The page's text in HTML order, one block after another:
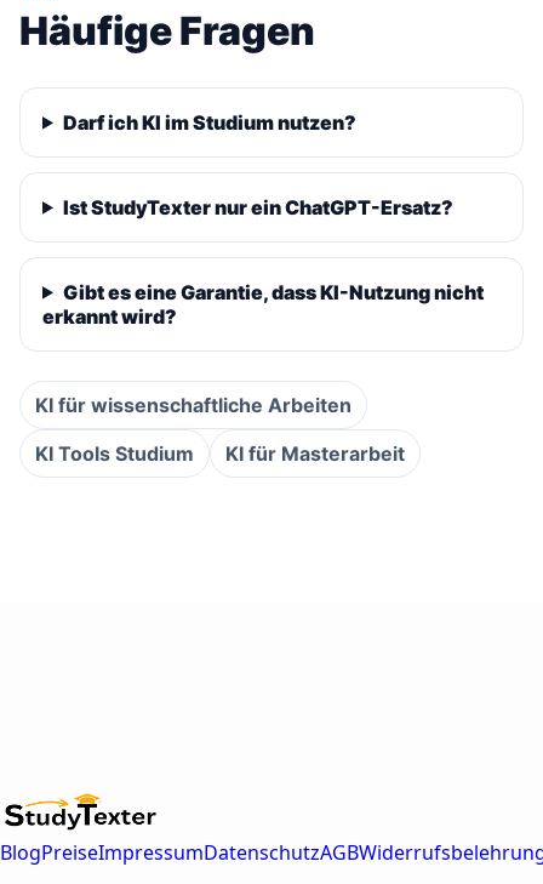
Häufige Fragen
Darf ich KI im Studium nutzen?
Ist StudyTexter nur ein ChatGPT-Ersatz?
Gibt es eine Garantie, dass KI-Nutzung nicht
erkannt wird?
KI für wissenschaftliche Arbeiten
KI Tools Studium
KI für Masterarbeit
BlogPreiseImpressumDatenschutzAGB